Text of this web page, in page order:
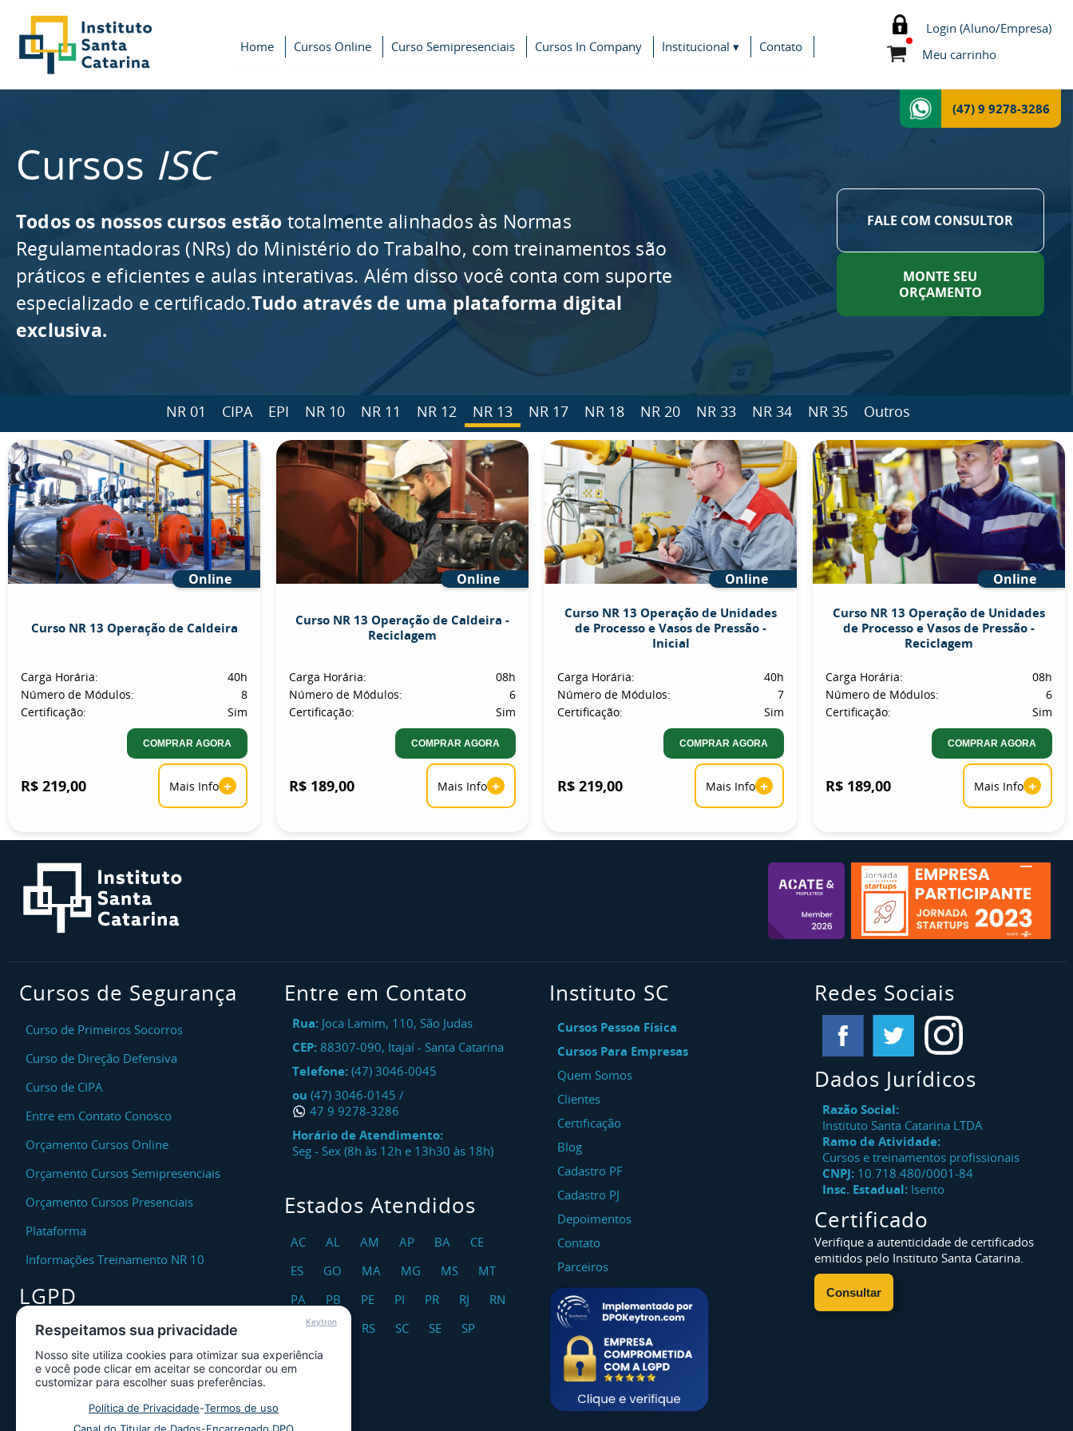
Home Cursos Online Curso Semipresenciais Cursos In Company Institucional ▾ Contato
Login (Aluno/Empresa)
Meu carrinho
(47) 9 9278-3286
Cursos ISC
Todos os nossos cursos estão totalmente alinhados às Normas
Regulamentadoras (NRs) do Ministério do Trabalho, com treinamentos são
práticos e eficientes e aulas interativas. Além disso você conta com suporte
especializado e certificado.Tudo através de uma plataforma digital
exclusiva.
FALE COM CONSULTOR
MONTE SEU
ORÇAMENTO
NR 01 CIPA EPI NR 10 NR 11 NR 12 NR 13 NR 17 NR 18 NR 20 NR 33 NR 34 NR 35 Outros
Online
Curso NR 13 Operação de Caldeira
Carga Horária:
40h
Número de Módulos:
8
Certificação:
Sim
COMPRAR AGORA
R$ 219,00 Mais Info +
Online
Curso NR 13 Operação de Caldeira -
Reciclagem
Carga Horária:
08h
Número de Módulos:
6
Certificação:
Sim
COMPRAR AGORA
R$ 189,00 Mais Info +
Online
Curso NR 13 Operação de Unidades
de Processo e Vasos de Pressão -
Inicial
Carga Horária:
40h
Número de Módulos:
7
Certificação:
Sim
COMPRAR AGORA
R$ 219,00 Mais Info +
Online
Curso NR 13 Operação de Unidades
de Processo e Vasos de Pressão -
Reciclagem
Carga Horária:
08h
Número de Módulos:
6
Certificação:
Sim
COMPRAR AGORA
R$ 189,00 Mais Info +
Cursos de Segurança
Curso de Primeiros Socorros
Curso de Direção Defensiva
Curso de CIPA
Entre em Contato Conosco
Orçamento Cursos Online
Orçamento Cursos Semipresenciais
Orçamento Cursos Presenciais
Plataforma
Informações Treinamento NR 10
LGPD
Encarregado DPO
Canal de Atendimento ao Titular dos
Dados
Política de Privacidade
Entre em Contato
Rua: Joca Lamim, 110, São Judas
CEP: 88307-090, Itajaí - Santa Catarina
Telefone: (47) 3046-0045
ou (47) 3046-0145 /
47 9 9278-3286
Horário de Atendimento:
Seg - Sex (8h às 12h e 13h30 às 18h)
Estados Atendidos
AC AL AM AP BA
CE
ES
GO MA MG MS
MT
PA
PB PE PI PR RJ
RN
RO
RR RS SC SE
SP
TO
Instituto SC
Cursos Pessoa Física
Cursos Para Empresas
Quem Somos
Clientes
Certificação
Blog
Cadastro PF
Cadastro PJ
Depoimentos
Contato
Parceiros
Redes Sociais
Dados Jurídicos
Razão Social:
Instituto Santa Catarina LTDA
Ramo de Atividade:
Cursos e treinamentos profissionais
CNPJ: 10.718.480/0001-84
Insc. Estadual: Isento
Certificado
Verifique a autenticidade de certificados
emitidos pelo Instituto Santa Catarina.
Consultar
Keytron
Respeitamos sua privacidade
Nosso site utiliza cookies para otimizar sua experiência
e você pode clicar em aceitar se concordar ou em
customizar para escolher suas preferências.
Política de Privacidade-Termos de uso